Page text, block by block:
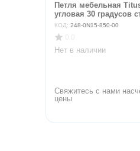
Петля мебельная
угловая 30 градусов
КОД: 248-0N15-850-00
Нет в наличии
Свяжитесь с нами
цены